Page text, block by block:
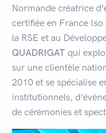
Normande créatrice
certifiée en France
la RSE et au
QUADRIGAT qui
sur une clientèle
2010 et se spécialise
institutionnels,
de cérémonies et